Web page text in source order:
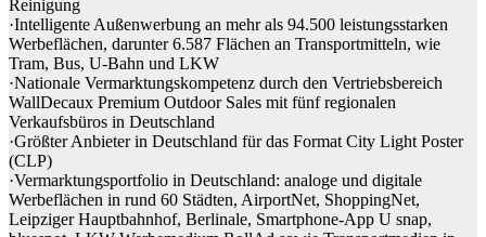
Reinigung
·Intelligente Außenwerbung an mehr als 94.500 leistungsstarken
Werbeflächen, darunter 6.587 Flächen an Transportmitteln, wie
Tram, Bus, U-Bahn und LKW
·Nationale Vermarktungskompetenz durch den Vertriebsbereich
WallDecaux Premium Outdoor Sales mit fünf regionalen
Verkaufsbüros in Deutschland
·Größter Anbieter in Deutschland für das Format City Light Poster
(CLP)
·Vermarktungsportfolio in Deutschland: analoge und digitale
Werbeflächen in rund 60 Städten, AirportNet, ShoppingNet,
Leipziger Hauptbahnhof, Berlinale, Smartphone-App U snap,